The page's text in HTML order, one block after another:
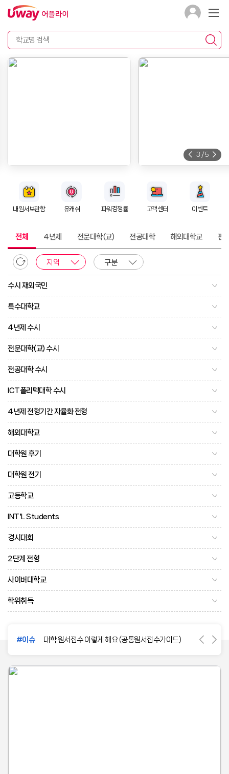
3 /5
내원서보관함 유캐쉬 파워경쟁률 고객센터 이벤트
전체 4년제 전문대학(교) 전공대학 해외대학교 편
지역 구분
수시 재외국민
특수대학교
4년제 수시
전문대학(교) 수시
전공대학 수시
ICT폴리텍대학 수시
4년제 전형기간 자율화 전형
해외대학교
대학원 후기
대학원 전기
고등학교
INT’L Students
경시대회
2단계 전형
사이버대학교
학위취득
#이슈